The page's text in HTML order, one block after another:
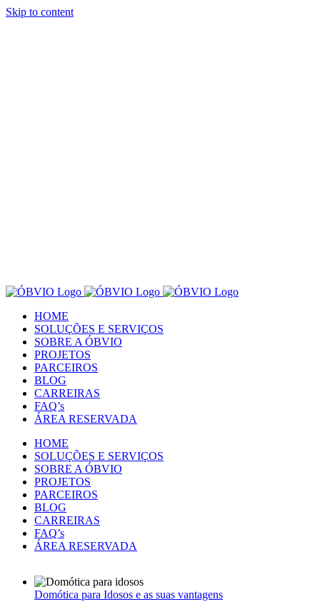
Skip to content
HOME
SOLUÇÕES E SERVIÇOS
SOBRE A ÓBVIO
PROJETOS
PARCEIROS
BLOG
CARREIRAS
FAQ’s
ÁREA RESERVADA
HOME
SOLUÇÕES E SERVIÇOS
SOBRE A ÓBVIO
PROJETOS
PARCEIROS
BLOG
CARREIRAS
FAQ’s
ÁREA RESERVADA
Domótica para Idosos e as suas vantagens